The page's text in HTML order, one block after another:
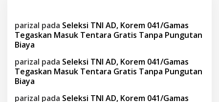
parizal pada Seleksi TNI AD, Korem 041/Gamas
Tegaskan Masuk Tentara Gratis Tanpa Pungutan
Biaya
parizal pada Seleksi TNI AD, Korem 041/Gamas
Tegaskan Masuk Tentara Gratis Tanpa Pungutan
Biaya
parizal pada Seleksi TNI AD, Korem 041/Gamas